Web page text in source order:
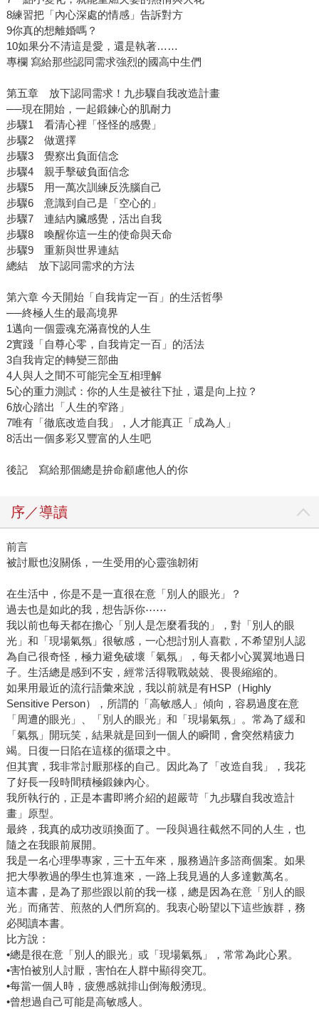
8練習把「內心深處的情感」告訴對方
9你真的想離婚嗎？
10如果分不清這是愛，還是執著……
專欄 寫給那些認同需求強烈的國高中生們
第五章 放下認同需求！九步驟自我改造計畫
──現在開始，一起鍛鍊心的肌耐力
步驟1 看清心裡「怪怪的感覺」
步驟2 做選擇
步驟3 覺察出負面信念
步驟4 親手擊破負面信念
步驟5 用一萬次訓練反洗腦自己
步驟6 意識到自己是「空心的」
步驟7 連結內臟感覺，活出自我
步驟8 喚醒你這一生的使命與天命
步驟9 重新與世界連結
總結 放下認同需求的方法
第六章 今天開始「自我肯定一百」的生活哲學
──終極人生的最高境界
1邁向一個靈魂充滿喜悅的人生
2實踐「自尊心零，自我肯定一百」的活法
3自我肯定的轉變三部曲
4人與人之間不可能完全互相理解
5心的重力測試：你的人生是被往下扯，還是向上拉？
6放心踏出「人生的窄路」
7唯有「徹底改造自我」，人才能真正「成為人」
8活出一個多彩又豐富的人生吧
後記 寫給那個總是拚命顧慮他人的你
序／導讀
前言
被討厭也沒關係，一生受用的心靈強韌術
在生活中，你是不是一直很在意「別人的眼光」？
過去也是如此的我，想告訴你⋯⋯
我以前也每天都在擔心「別人是怎麼看我的」，對「別人的眼
光」和「現場氣氛」很敏感，一心想討別人喜歡，不希望別人認
為自己很奇怪，極力避免破壞「氣氛」，每天都小心翼翼地過日
子。生活總是感到不安，經常活得戰戰兢兢、畏畏縮縮的。
如果用最近的流行語彙來說，我以前就是有HSP（Highly
Sensitive Person），所謂的「高敏感人」傾向，容易過度在意
「周遭的眼光」、「別人的眼光」和「現場氣氛」。常為了緩和
「氣氛」開玩笑，結果就是回到一個人的瞬間，會突然精疲力
竭。日復一日陷在這樣的循環之中。
但其實，我非常討厭那樣的自己。因此為了「改造自我」，我花
了好長一段時間積極鍛鍊內心。
我所執行的，正是本書即將介紹的超嚴苛「九步驟自我改造計
畫」原型。
最終，我真的成功改頭換面了。一段與過往截然不同的人生，也
隨之在我眼前展開。
我是一名心理學專家，三十五年來，服務過許多諮商個案。如果
把大學教過的學生也算進來，一路上我見過的人多達數萬名。
這本書，是為了那些跟以前的我一樣，總是因為在意「別人的眼
光」而痛苦、煎熬的人們所寫的。我衷心盼望以下這些族群，務
必閱讀本書。
比方說：
•總是很在意「別人的眼光」或「現場氣氛」，常常為此心累。
•害怕被別人討厭，害怕在人群中顯得突兀。
•每當一個人時，疲憊感就排山倒海般湧現。
•曾想過自己可能是高敏感人。